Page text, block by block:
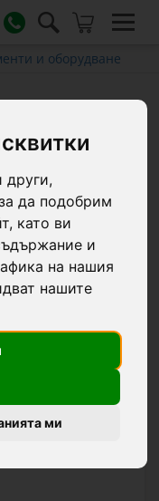
други,
да подобрим
като ви
и
на нашия
нашите
ми
и оборудване